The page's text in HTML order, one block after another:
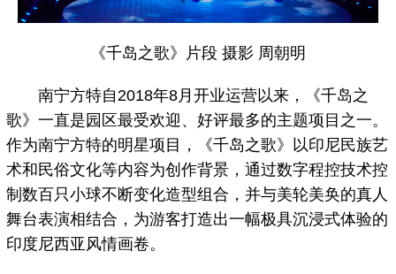
《千岛之歌》片段 摄影 周朝明
南宁方特自2018年8月开业运营以来，《千岛之
歌》一直是园区最受欢迎、好评最多的主题项目之一。
作为南宁方特的明星项目，《千岛之歌》以印尼民族艺
术和民俗文化等内容为创作背景，通过数字程控技术控
制数百只小球不断变化造型组合，并与美轮美奂的真人
舞台表演相结合，为游客打造出一幅极具沉浸式体验的
印度尼西亚风情画卷。